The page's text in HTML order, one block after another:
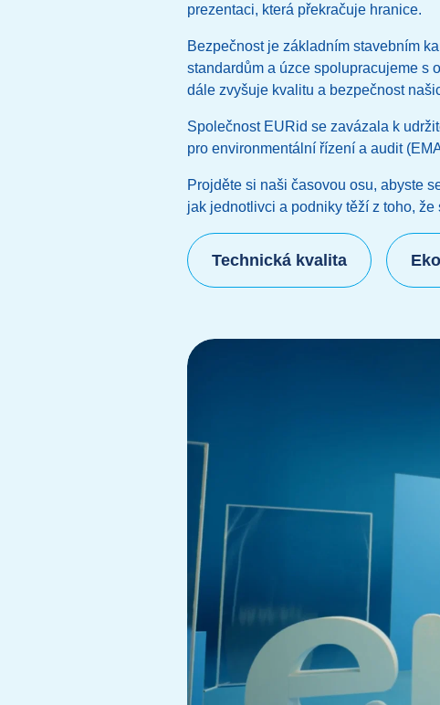
prezentaci, která překračuje hranice.
Bezpečnost je základním stavebním
standardům a úzce spolupracujeme s
dále zvyšuje kvalitu a bezpečnost
Společnost EURid se zavázala k
pro environmentální řízení a audit
Projděte si naši časovou osu, abyste
jak jednotlivci a podniky těží z toho,
Technická kvalita